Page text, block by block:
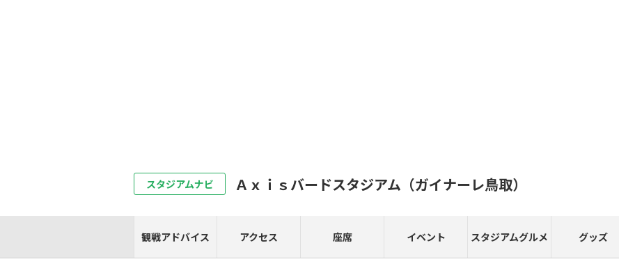
スタジアムナビ Ａｘｉｓバードスタジアム （ガイナーレ鳥取）
観戦アドバイス アクセス 座席 イベント スタジアムグルメ グッズ